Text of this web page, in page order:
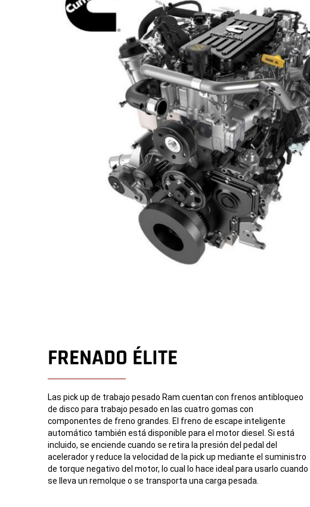
FRENADO ÉLITE
Las pick up de trabajo pesado Ram cuentan con frenos antibloqueo
de disco para trabajo pesado en las cuatro gomas con
componentes de freno grandes. El freno de escape inteligente
automático también está disponible para el motor diesel. Si está
incluido, se enciende cuando se retira la presión del pedal del
acelerador y reduce la velocidad de la pick up mediante el suministro
de torque negativo del motor, lo cual lo hace ideal para usarlo cuando
se lleva un remolque o se transporta una carga pesada.